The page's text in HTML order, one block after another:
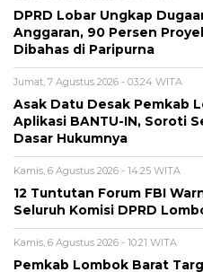
DPRD Lobar Ungkap
Anggaran, 90 Persen
Dibahas di Paripurna
Jumat, 7 Agustus 2026 - 03:24 WITA
Asak Datu Desak Pemkab
Aplikasi BANTU-IN, Soroti
Dasar Hukumnya
Kamis, 6 Agustus 2026 - 14:25 WITA
12 Tuntutan Forum FBI
Seluruh Komisi DPRD
Kamis, 6 Agustus 2026 - 10:21 WITA
Pemkab Lombok Barat